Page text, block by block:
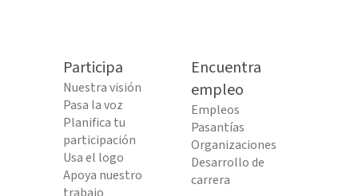
Participa
Nuestra visión
Pasa la voz
Planifica tu
participación
Usa el logo
Apoya nuestro
Encuentra
empleo
Empleos
Pasantías
Organizaciones
Desarrollo de
carrera